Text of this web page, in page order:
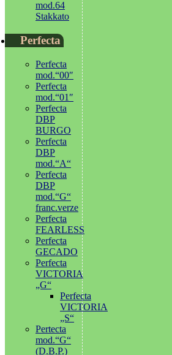
mod.64
Stakkato
Perfecta
Perfecta
mod.“00″
Perfecta
mod.“01″
Perfecta
DBP
BURGO
Perfecta
DBP
mod.“A“
Perfecta
DBP
mod.“G“
franc.verze
Perfecta
FEARLESS
Perfecta
GECADO
Perfecta
VICTORIA
„G“
Perfecta
VICTORIA
„S“
Pertecta
mod.“G“
(D.B.P.)